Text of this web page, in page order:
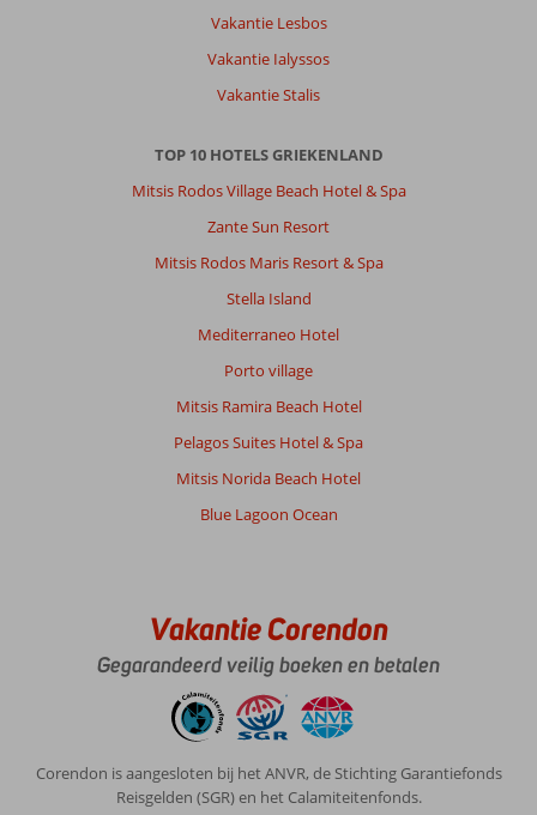
Vakantie Lesbos
Vakantie Ialyssos
Vakantie Stalis
TOP 10 HOTELS GRIEKENLAND
Mitsis Rodos Village Beach Hotel & Spa
Zante Sun Resort
Mitsis Rodos Maris Resort & Spa
Stella Island
Mediterraneo Hotel
Porto village
Mitsis Ramira Beach Hotel
Pelagos Suites Hotel & Spa
Mitsis Norida Beach Hotel
Blue Lagoon Ocean
Vakantie Corendon
Gegarandeerd veilig boeken en betalen
Corendon is aangesloten bij het ANVR, de Stichting Garantiefonds
Reisgelden (SGR) en het Calamiteitenfonds.